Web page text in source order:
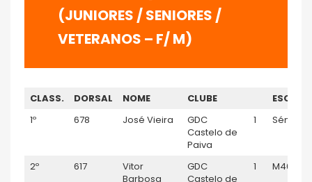
(JUNIORES / SENIORES /
VETERANOS – F/ M)
CLASS. DORSAL NOME CLUBE
1º
678 José Vieira
GDC
Castelo de
Paiva
1 Sénior M
2º 617
Vitor
Barbosa
GDC
Castelo de
1 M40